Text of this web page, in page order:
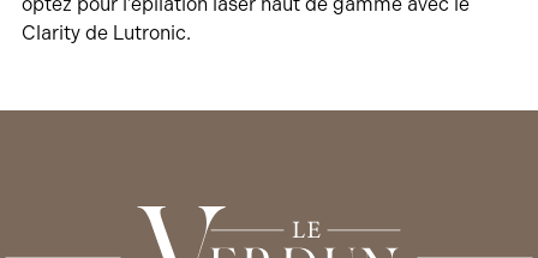
Clarity de Lutronic.